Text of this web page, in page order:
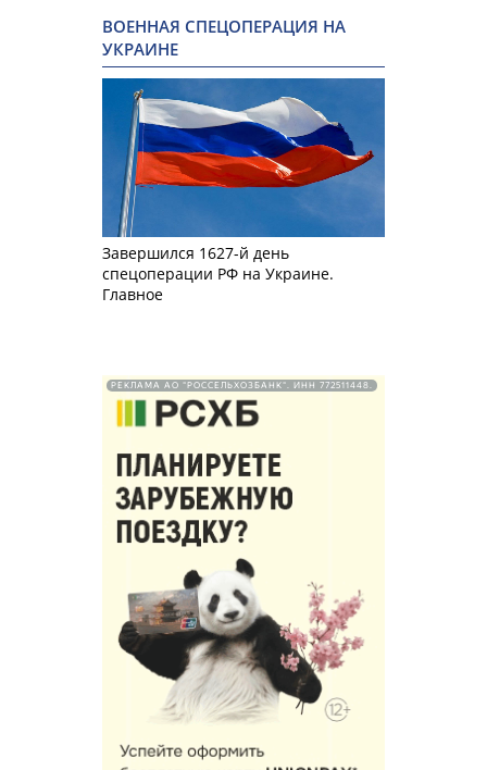
ВОЕННАЯ СПЕЦОПЕРАЦИЯ НА
УКРАИНЕ
Завершился 1627-й день
спецоперации РФ на Украине.
Главное
РЕКЛАМА АО "РОССЕЛЬХОЗБАНК". ИНН 772511448.